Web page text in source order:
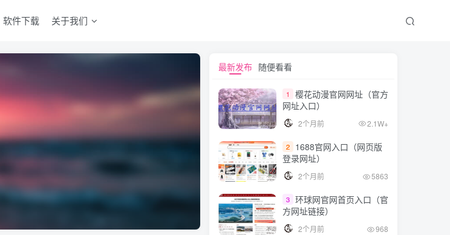
软件下载 关于我们
最新发布 随便看看
1
樱花动漫官网网址（官方
网址入口）
2个月前 2.1W+
2
1688官网入口（网页版
登录网址）
2个月前 5863
3 环球网官网首页入口（官
方网址链接）
2个月前 968